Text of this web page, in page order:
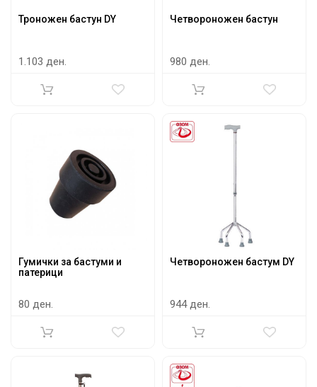
Троножен бастун DY
1.103 ден.
Четвороножен бастун
980 ден.
Гумички за бастуми и
патерици
80 ден.
Четвороножен бастум DY
944 ден.